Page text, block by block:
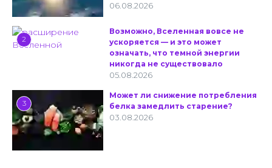
06.08.2026
2
Возможно, Вселенная вовсе не
ускоряется — и это может
означать, что темной энергии
никогда не существовало
05.08.2026
3
Может ли снижение потребления
белка замедлить старение?
03.08.2026